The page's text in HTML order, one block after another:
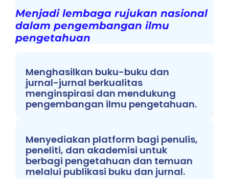
Menjadi lembaga rujukan nasional
dalam pengembangan ilmu
pengetahuan
Menghasilkan buku-buku dan
jurnal-jurnal berkualitas
menginspirasi dan mendukung
pengembangan ilmu pengetahuan.
Menyediakan platform bagi penulis,
peneliti, dan akademisi untuk
berbagi pengetahuan dan temuan
melalui publikasi buku dan jurnal.